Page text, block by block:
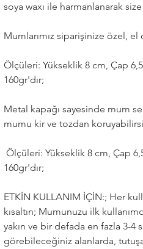
soya waxı ile harmanlanarak
Mumlarımız siparişinize özel,
Ölçüleri: Yükseklik 8 cm, Çap
160gr'dır;
Metal kapağı sayesinde mum
mumu kir ve tozdan
Ölçüleri: Yükseklik 8 cm, Çap
160gr'dır;
ETKİN KULLANIM İÇİN:; Her
kısaltın; Mumunuzu ilk
yakın ve bir defada en fazla 3-4
görebileceğiniz alanlarda,